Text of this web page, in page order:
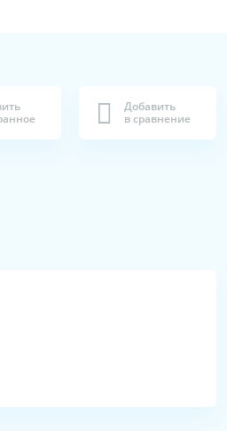
Добавить
в сравнение